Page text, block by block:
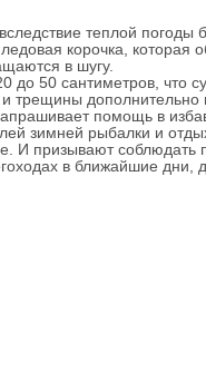
теплой
корочка, которая
в шугу.
до 50 сантиметров, что
трещины дополнительно
помощь в
зимней рыбалки и
И призывают соблюдать
в ближайшие дни,